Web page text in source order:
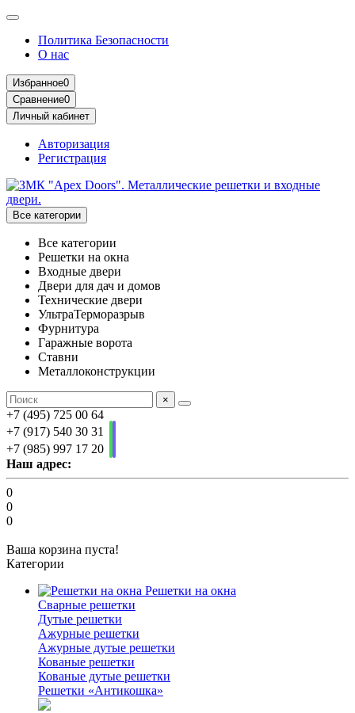
Политика Безопасности
О нас
Избранное0
Сравнение0
Личный кабинет
Авторизация
Регистрация
Все категории
Все категории
Решетки на окна
Входные двери
Двери для дач и домов
Технические двери
УльтраТерморазрыв
Фурнитура
Гаражные ворота
Ставни
Металлоконструкции
×
+7 (495) 725 00 64
+7 (917) 540 30 31
+7 (985) 997 17 20
Наш адрес:
0
0
0
Ваша корзина пуста!
Категории
Решетки на окна
Сварные решетки
Дутые решетки
Ажурные решетки
Ажурные дутые решетки
Кованые решетки
Кованые дутые решетки
Решетки «Антикошка»